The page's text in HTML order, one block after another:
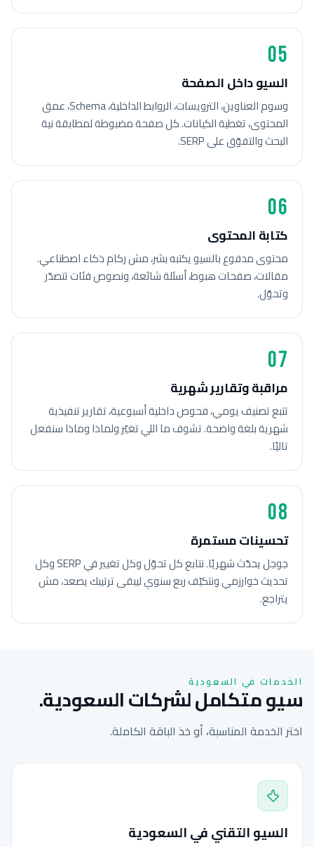
05
السيو داخل الصفحة
وسوم العناوين، الترويسات، الروابط الداخلية، Schema، عمق
المحتوى، تغطية الكيانات. كل صفحة مضبوطة لمطابقة نية
البحث والتفوّق على SERP.
06
كتابة المحتوى
محتوى مدفوع بالسيو يكتبه بشر، مش ركام ذكاء اصطناعي.
مقالات، صفحات هبوط، أسئلة شائعة، ونصوص فئات تتصدّر
وتحوّل.
07
مراقبة وتقارير شهرية
تتبع تصنيف يومي، فحوص داخلية أسبوعية، تقارير تنفيذية
شهرية بلغة واضحة. تشوف ما اللي تغيّر ولماذا وماذا سنفعل
تاليًا.
08
تحسينات مستمرة
جوجل يحدّث شهريًا. نتابع كل تحوّل وكل تغيير في SERP وكل
تحديث خوارزمي ونتكيّف ربع سنوي ليبقى ترتيبك يصعد، مش
يتراجع.
الخدمات في السعودية
سيو متكامل لشركات السعودية.
اختر الخدمة المناسبة، أو خذ الباقة الكاملة.
السيو التقني في السعودية